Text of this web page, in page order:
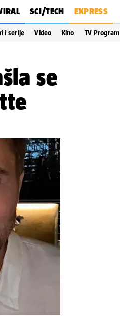
SCI/TECH EXPRESS
i serije Video Kino TV Program
se